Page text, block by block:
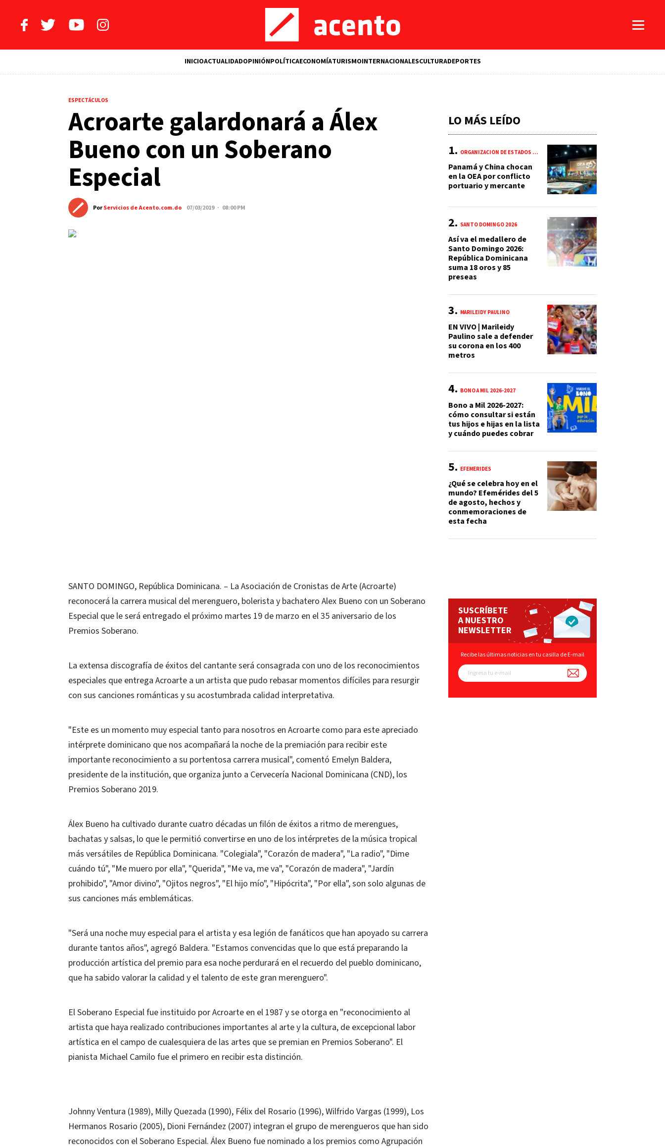
INICIOACTUALIDADOPINIÓNPOLÍTICAECONOMÍATURISMOINTERNACIONALESCULTURADEPORTES
ESPECTÁCULOS
Acroarte galardonará a Álex
Bueno con un Soberano
Especial
PorServicios de Acento.com.do 07/03/2019 · 08:00 PM
SANTO DOMINGO, República Dominicana. – La Asociación de Cronistas de Arte (Acroarte)
reconocerá la carrera musical del merenguero, bolerista y bachatero Alex Bueno con un Soberano
Especial que le será entregado el próximo martes 19 de marzo en el 35 aniversario de los
Premios Soberano.
La extensa discografía de éxitos del cantante será consagrada con uno de los reconocimientos
especiales que entrega Acroarte a un artista que pudo rebasar momentos difíciles para resurgir
con sus canciones románticas y su acostumbrada calidad interpretativa.
"Este es un momento muy especial tanto para nosotros en Acroarte como para este apreciado
intérprete dominicano que nos acompañará la noche de la premiación para recibir este
importante reconocimiento a su portentosa carrera musical", comentó Emelyn Baldera,
presidente de la institución, que organiza junto a Cervecería Nacional Dominicana (CND), los
Premios Soberano 2019.
Álex Bueno ha cultivado durante cuatro décadas un filón de éxitos a ritmo de merengues,
bachatas y salsas, lo que le permitió convertirse en uno de los intérpretes de la música tropical
más versátiles de República Dominicana. "Colegiala", "Corazón de madera", "La radio", "Dime
cuándo tú", "Me muero por ella", "Querida", "Me va, me va", "Corazón de madera", "Jardín
prohibido", "Amor divino", "Ojitos negros", "El hijo mío", "Hipócrita", "Por ella", son solo algunas de
sus canciones más emblemáticas.
"Será una noche muy especial para el artista y esa legión de fanáticos que han apoyado su carrera
durante tantos años", agregó Baldera. "Estamos convencidas que lo que está preparando la
producción artística del premio para esa noche perdurará en el recuerdo del pueblo dominicano,
que ha sabido valorar la calidad y el talento de este gran merenguero".
El Soberano Especial fue instituido por Acroarte en el 1987 y se otorga en "reconocimiento al
artista que haya realizado contribuciones importantes al arte y la cultura, de excepcional labor
artística en el campo de cualesquiera de las artes que se premian en Premios Soberano". El
pianista Michael Camilo fue el primero en recibir esta distinción.
Johnny Ventura (1989), Milly Quezada (1990), Félix del Rosario (1996), Wilfrido Vargas (1999), Los
Hermanos Rosario (2005), Dioni Fernández (2007) integran el grupo de merengueros que han sido
reconocidos con el Soberano Especial. Álex Bueno fue nominado a los premios como Agrupación
LO MÁS LEÍDO
ORGANIZACIÓN DE ESTADOS AMERICANOS (OEA)
Panamá y China chocan
en la OEA por conflicto
portuario y mercante
SANTO DOMINGO 2026
Así va el medallero de
Santo Domingo 2026:
República Dominicana
suma 18 oros y 85
preseas
MARILEIDY PAULINO
EN VIVO | Marileidy
Paulino sale a defender
su corona en los 400
metros
BONO A MIL 2026-2027
Bono a Mil 2026-2027:
cómo consultar si están
tus hijos e hijas en la lista
y cuándo puedes cobrar
EFEMÉRIDES
¿Qué se celebra hoy en el
mundo? Efemérides del 5
de agosto, hechos y
conmemoraciones de
esta fecha
SUSCRÍBETE
A NUESTRO
NEWSLETTER
Recibe las últimas noticias en tu casilla de E-mail